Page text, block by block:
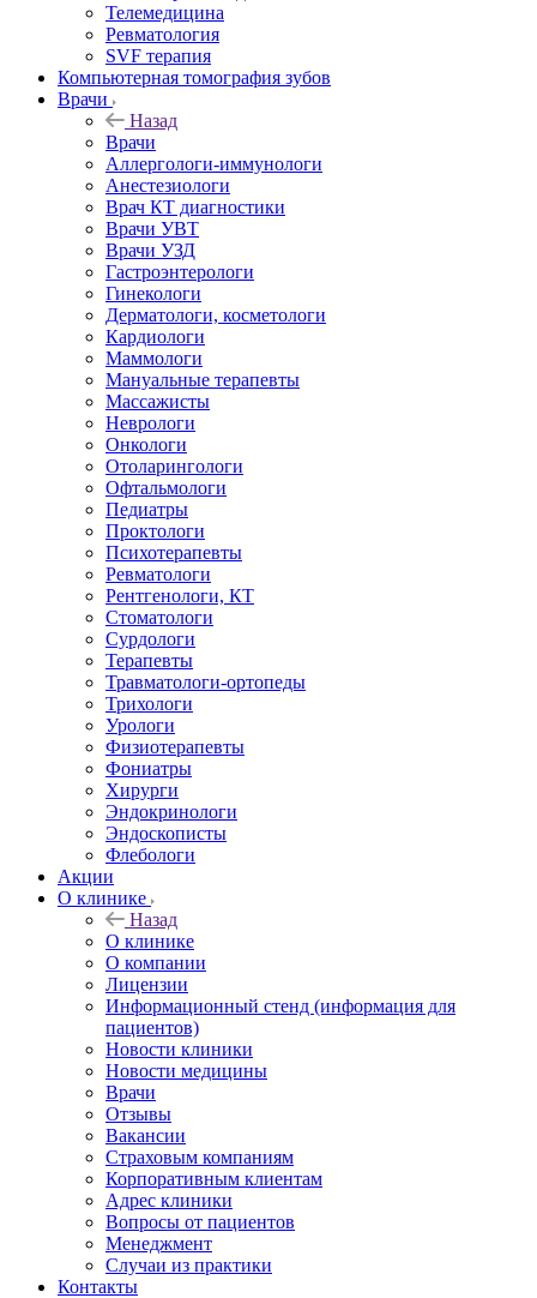
Телемедицина
Ревматология
SVF терапия
Компьютерная томография зубов
Врачи
Назад
Врачи
Аллергологи-иммунологи
Анестезиологи
Врач КТ диагностики
Врачи УВТ
Врачи УЗД
Гастроэнтерологи
Гинекологи
Дерматологи, косметологи
Кардиологи
Маммологи
Мануальные терапевты
Массажисты
Неврологи
Онкологи
Отоларингологи
Офтальмологи
Педиатры
Проктологи
Психотерапевты
Ревматологи
Рентгенологи, КТ
Стоматологи
Сурдологи
Терапевты
Травматологи-ортопеды
Трихологи
Урологи
Физиотерапевты
Фониатры
Хирурги
Эндокринологи
Эндоскописты
Флебологи
Акции
О клинике
Назад
О клинике
О компании
Лицензии
Информационный стенд (информация для
пациентов)
Новости клиники
Новости медицины
Врачи
Отзывы
Вакансии
Страховым компаниям
Корпоративным клиентам
Адрес клиники
Вопросы от пациентов
Менеджмент
Случаи из практики
Контакты